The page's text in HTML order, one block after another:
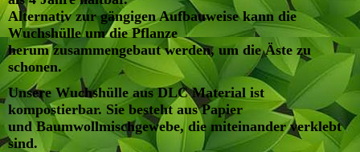
Alternativ zur gängigen Aufbauweise kann die
Wuchshülle um die Pflanze
herum zusammengebaut werden, um die Äste zu
schonen.
Unsere Wuchshülle aus DLC Material ist
kompostierbar. Sie besteht aus Papier
und Baumwollmischgewebe, die miteinander verklebt
sind.